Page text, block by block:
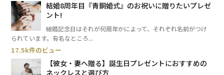
結婚8周年目『青銅婚式』のお祝いに贈りたいプレゼ
ント!
結婚記念日はそれが何周年かによって、それぞれ名前がつけ
られています。有名なところ...
17.5k件のビュー
【彼女・妻へ贈る】誕生日プレゼントにおすすめの
ネックレスと選び方